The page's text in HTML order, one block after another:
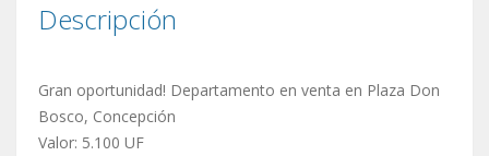
Descripción
Gran oportunidad! Departamento en venta en Plaza Don
Bosco, Concepción
Valor: 5.100 UF